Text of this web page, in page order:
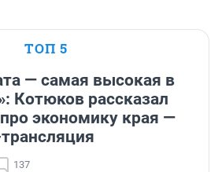
ТОП 5
— самая высокая в
Котюков рассказал
экономику края —
137